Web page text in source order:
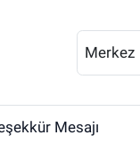
Merkez
Mesajı